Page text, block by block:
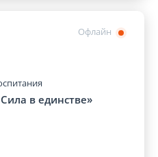
Офлайн
в единстве»